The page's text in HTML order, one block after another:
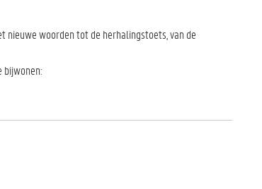
nieuwe woorden tot de herhalingstoets, van de
bijwonen: